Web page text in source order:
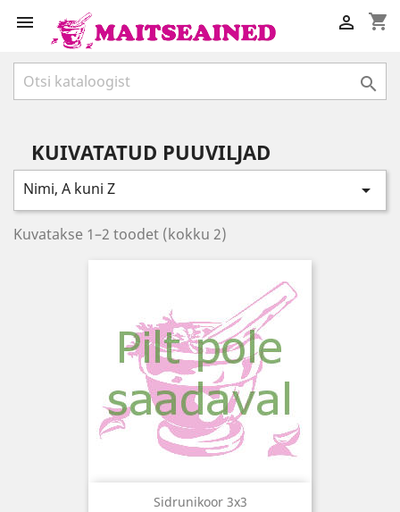
 shopping_cart


KUIVATATUD PUUVILJAD
Nimi, A kuni Z 
Kuvatakse 1–2 toodet (kokku 2)
Sidrunikoor 3x3